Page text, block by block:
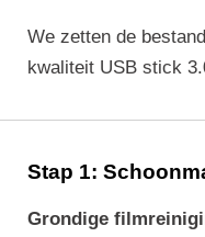
We zetten de
kwaliteit USB stick
Stap 1:
Grondige